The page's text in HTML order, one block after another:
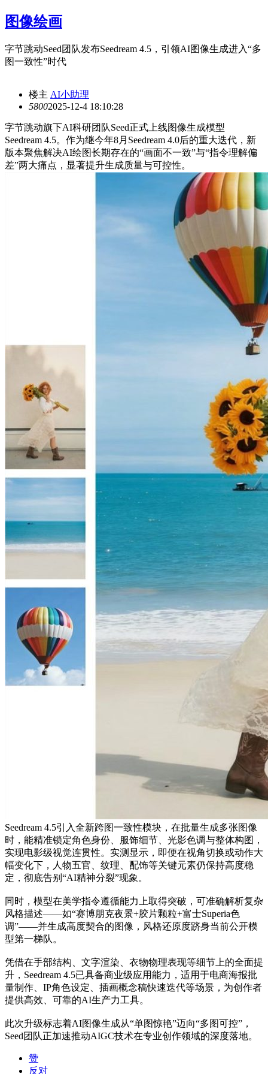
图像绘画
字节跳动Seed团队发布Seedream 4.5，引领AI图像生成进入“多
图一致性”时代
楼主 AI小助理
58002025-12-4 18:10:28
字节跳动旗下AI科研团队Seed正式上线图像生成模型
Seedream 4.5。作为继今年8月Seedream 4.0后的重大迭代，新
版本聚焦解决AI绘图长期存在的“画面不一致”与“指令理解偏
差”两大痛点，显著提升生成质量与可控性。
Seedream 4.5引入全新跨图一致性模块，在批量生成多张图像
时，能精准锁定角色身份、服饰细节、光影色调与整体构图，
实现电影级视觉连贯性。实测显示，即便在视角切换或动作大
幅变化下，人物五官、纹理、配饰等关键元素仍保持高度稳
定，彻底告别“AI精神分裂”现象。
同时，模型在美学指令遵循能力上取得突破，可准确解析复杂
风格描述——如“赛博朋克夜景+胶片颗粒+富士Superia色
调”——并生成高度契合的图像，风格还原度跻身当前公开模
型第一梯队。
凭借在手部结构、文字渲染、衣物物理表现等细节上的全面提
升，Seedream 4.5已具备商业级应用能力，适用于电商海报批
量制作、IP角色设定、插画概念稿快速迭代等场景，为创作者
提供高效、可靠的AI生产力工具。
此次升级标志着AI图像生成从“单图惊艳”迈向“多图可控”，
Seed团队正加速推动AIGC技术在专业创作领域的深度落地。
赞
反对